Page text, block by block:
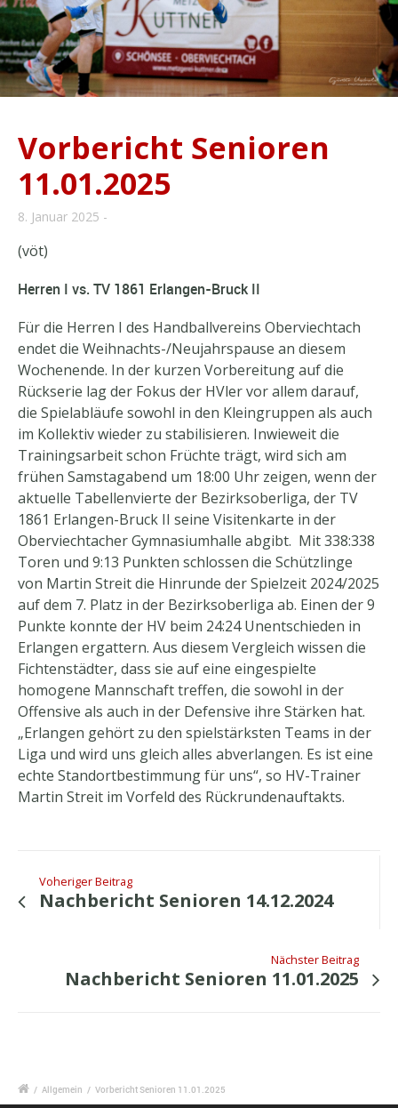
Vorbericht Senioren
11.01.2025
8. Januar 2025
(vöt)
Herren I vs. TV 1861 Erlangen-Bruck II
Für die Herren I des Handballvereins Oberviechtach
endet die Weihnachts-/Neujahrspause an diesem
Wochenende. In der kurzen Vorbereitung auf die
Rückserie lag der Fokus der HVler vor allem darauf,
die Spielabläufe sowohl in den Kleingruppen als auch
im Kollektiv wieder zu stabilisieren. Inwieweit die
Trainingsarbeit schon Früchte trägt, wird sich am
frühen Samstagabend um 18:00 Uhr zeigen, wenn der
aktuelle Tabellenvierte der Bezirksoberliga, der TV
1861 Erlangen-Bruck II seine Visitenkarte in der
Oberviechtacher Gymnasiumhalle abgibt. Mit 338:338
Toren und 9:13 Punkten schlossen die Schützlinge
von Martin Streit die Hinrunde der Spielzeit 2024/2025
auf dem 7. Platz in der Bezirksoberliga ab. Einen der 9
Punkte konnte der HV beim 24:24 Unentschieden in
Erlangen ergattern. Aus diesem Vergleich wissen die
Fichtenstädter, dass sie auf eine eingespielte
homogene Mannschaft treffen, die sowohl in der
Offensive als auch in der Defensive ihre Stärken hat.
„Erlangen gehört zu den spielstärksten Teams in der
Liga und wird uns gleich alles abverlangen. Es ist eine
echte Standortbestimmung für uns“, so HV-Trainer
Martin Streit im Vorfeld des Rückrundenauftakts.
Voheriger Beitrag
Nachbericht Senioren 14.12.2024
Nächster Beitrag
Nachbericht Senioren 11.01.2025
/ Allgemein / Vorbericht Senioren 11.01.2025